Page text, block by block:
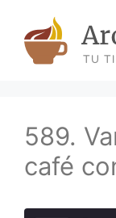
content
589.
café